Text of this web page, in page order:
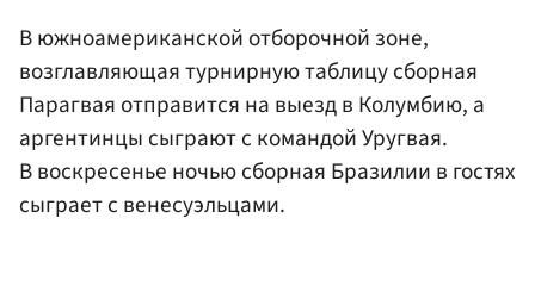
В южноамериканской отборочной зоне,
возглавляющая турнирную таблицу сборная
Парагвая отправится на выезд в Колумбию, а
аргентинцы сыграют с командой Уругвая.
В воскресенье ночью сборная Бразилии в гостях
сыграет с венесуэльцами.